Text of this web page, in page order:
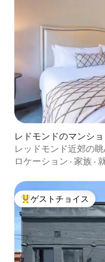
レドモンドのマンシ
レッドモンド近郊の
ロケーション · 家族 ·
大好評のゲストチョ
ゲストチョイス